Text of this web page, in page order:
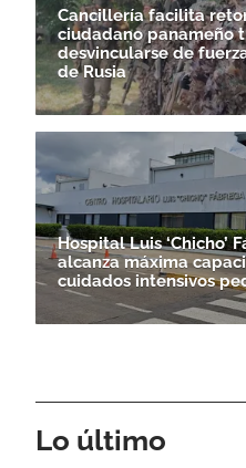
Cancillería facilita
ciudadano panameño
desvincularse de
de Rusia
Hospital Luis ‘Chicho’
alcanza máxima
cuidados intensivos
Lo último